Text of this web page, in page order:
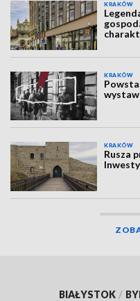
KRAKÓW
KRAKÓW
KRAKÓW
Rusza
BIAŁYSTOK /